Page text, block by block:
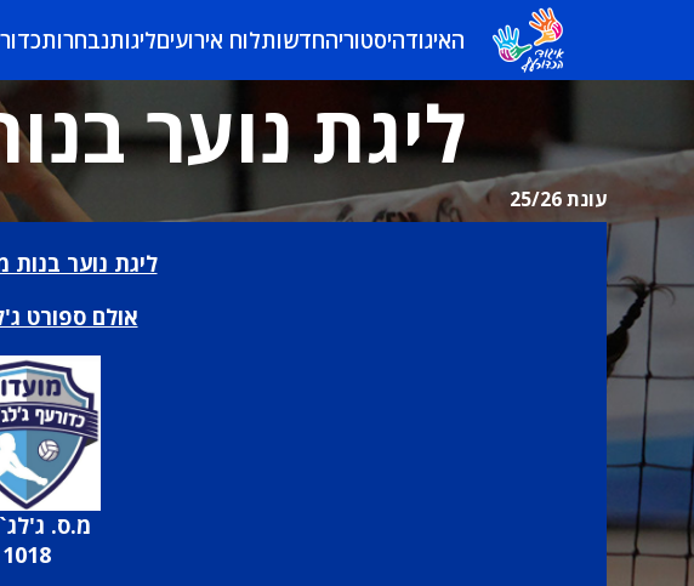
האיגודהיסטוריהחדשותלוח אירועיםליגותנבחרות
ליגת נוער
עונת 25/26
ליגת נוער
אולם ספורט
מ.ס.
1018